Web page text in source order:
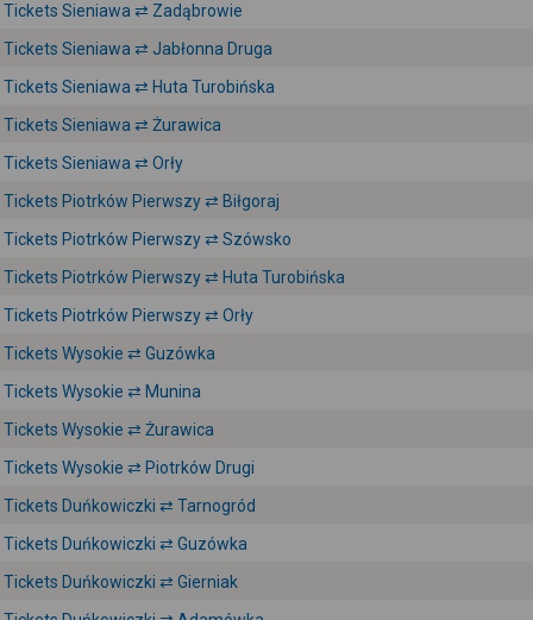
Tickets Sieniawa ⇄ Zadąbrowie
Tickets Sieniawa ⇄ Jabłonna Druga
Tickets Sieniawa ⇄ Huta Turobińska
Tickets Sieniawa ⇄ Żurawica
Tickets Sieniawa ⇄ Orły
Tickets Piotrków Pierwszy ⇄ Biłgoraj
Tickets Piotrków Pierwszy ⇄ Szówsko
Tickets Piotrków Pierwszy ⇄ Huta Turobińska
Tickets Piotrków Pierwszy ⇄ Orły
Tickets Wysokie ⇄ Guzówka
Tickets Wysokie ⇄ Munina
Tickets Wysokie ⇄ Żurawica
Tickets Wysokie ⇄ Piotrków Drugi
Tickets Duńkowiczki ⇄ Tarnogród
Tickets Duńkowiczki ⇄ Guzówka
Tickets Duńkowiczki ⇄ Gierniak